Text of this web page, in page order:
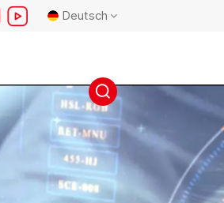
Deutsch
English
français
русский